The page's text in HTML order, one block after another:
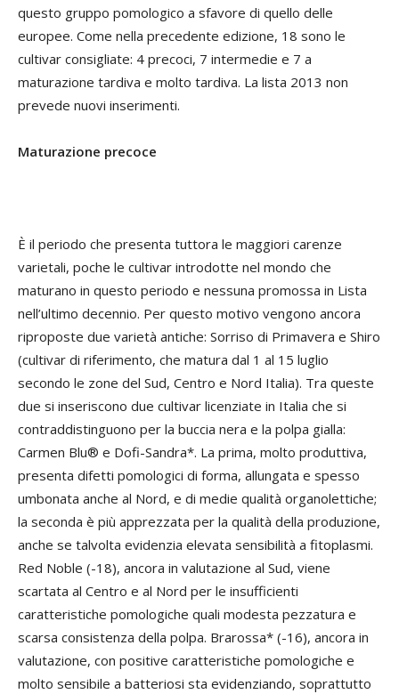
questo gruppo pomologico a sfavore di quello delle
europee. Come nella precedente edizione, 18 sono le
cultivar consigliate: 4 precoci, 7 intermedie e 7 a
maturazione tardiva e molto tardiva. La lista 2013 non
prevede nuovi inserimenti.
Maturazione precoce
È il periodo che presenta tuttora le maggiori carenze
varietali, poche le cultivar introdotte nel mondo che
maturano in questo periodo e nessuna promossa in Lista
nell’ultimo decennio. Per questo motivo vengono ancora
riproposte due varietà antiche: Sorriso di Primavera e Shiro
(cultivar di riferimento, che matura dal 1 al 15 luglio
secondo le zone del Sud, Centro e Nord Italia). Tra queste
due si inseriscono due cultivar licenziate in Italia che si
contraddistinguono per la buccia nera e la polpa gialla:
Carmen Blu® e Dofi-Sandra*. La prima, molto produttiva,
presenta difetti pomologici di forma, allungata e spesso
umbonata anche al Nord, e di medie qualità organolettiche;
la seconda è più apprezzata per la qualità della produzione,
anche se talvolta evidenzia elevata sensibilità a fitoplasmi.
Red Noble (-18), ancora in valutazione al Sud, viene
scartata al Centro e al Nord per le insufficienti
caratteristiche pomologiche quali modesta pezzatura e
scarsa consistenza della polpa. Brarossa* (-16), ancora in
valutazione, con positive caratteristiche pomologiche e
molto sensibile a batteriosi sta evidenziando, soprattutto